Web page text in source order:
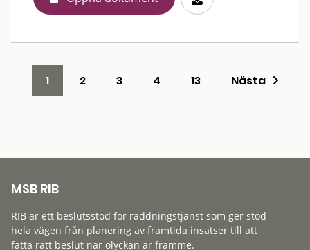
1 2 3 4 13 Nästa
MSB RIB
RIB är ett beslutsstöd för räddningstjänst som ger stöd
hela vägen från planering av framtida insatser till att
fatta rätt beslut när olyckan är framme.